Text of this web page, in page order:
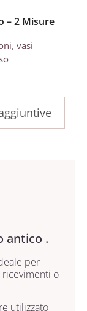
– 2 Misure
, vasi
antico .
per
ricevimenti o
utilizzato